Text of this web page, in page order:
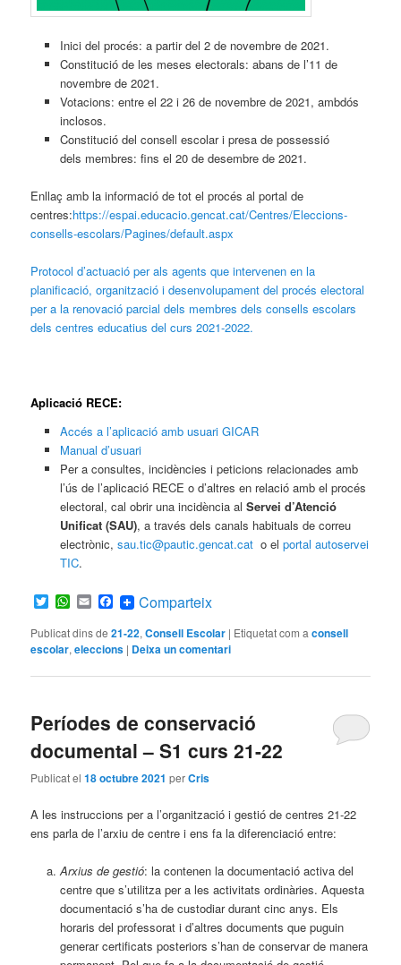
Inici del procés: a partir del 2 de novembre de 2021.
Constitució de les meses electorals: abans de l’11 de
novembre de 2021.
Votacions: entre el 22 i 26 de novembre de 2021, ambdós
inclosos.
Constitució del consell escolar i presa de possessió
dels membres: fins el 20 de desembre de 2021.
Enllaç amb la informació de tot el procés al portal de
centres:https://espai.educacio.gencat.cat/Centres/Eleccions-
consells-escolars/Pagines/default.aspx
Protocol d’actuació per als agents que intervenen en la
planificació, organització i desenvolupament del procés electoral
per a la renovació parcial dels membres dels consells escolars
dels centres educatius del curs 2021-2022.
Aplicació RECE:
Accés a l’aplicació amb usuari GICAR
Manual d’usuari
Per a consultes, incidències i peticions relacionades amb
l’ús de l’aplicació RECE o d’altres en relació amb el procés
electoral, cal obrir una incidència al Servei d’Atenció
Unificat (SAU), a través dels canals habituals de correu
electrònic, sau.tic@pautic.gencat.cato el portal autoservei
TIC.
TwitterWhatsApp
EmailFacebook
Comparteix
Publicat dins de 21-22,Consell Escolar | Etiquetat com a consell
escolar,eleccions | Deixa un comentari
Períodes de conservació
documental – S1 curs 21-22
Publicat el18 octubre 2021 perCris
A les instruccions per a l’organització i gestió de centres 21-22
ens parla de l’arxiu de centre i ens fa la diferenciació entre:
Arxius de gestió: la contenen la documentació activa del
centre que s’utilitza per a les activitats ordinàries. Aquesta
documentació s’ha de custodiar durant cinc anys. Els
horaris del professorat i d’altres documents que puguin
generar certificats posteriors s’han de conservar de manera